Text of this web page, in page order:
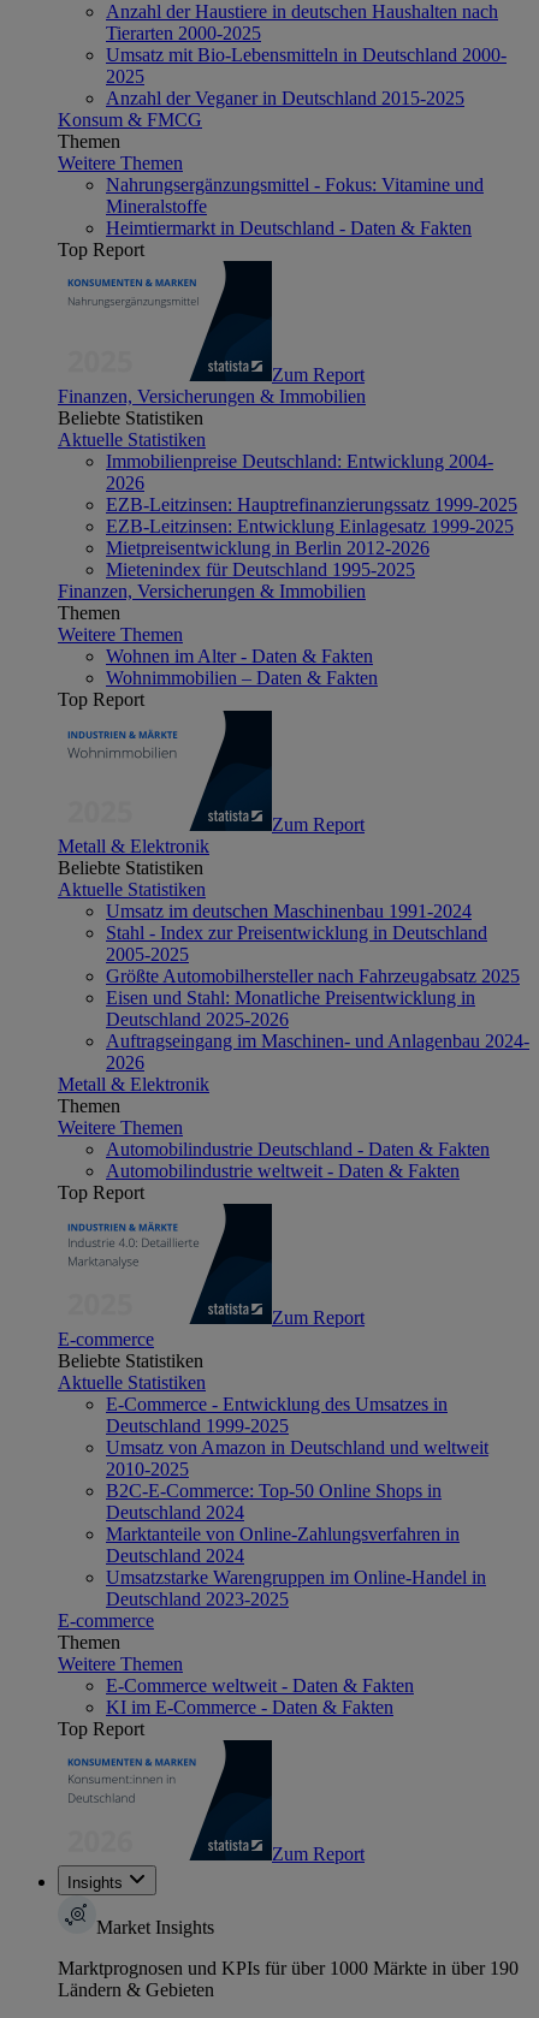
Anzahl der Haustiere in deutschen Haushalten nach
Tierarten 2000-2025
Umsatz mit Bio-Lebensmitteln in Deutschland 2000-
2025
Anzahl der Veganer in Deutschland 2015-2025
Konsum & FMCG
Themen
Weitere Themen
Nahrungsergänzungsmittel - Fokus: Vitamine und
Mineralstoffe
Heimtiermarkt in Deutschland - Daten & Fakten
Top Report
Zum Report
Finanzen, Versicherungen & Immobilien
Beliebte Statistiken
Aktuelle Statistiken
Immobilienpreise Deutschland: Entwicklung 2004-
2026
EZB-Leitzinsen: Hauptrefinanzierungssatz 1999-2025
EZB-Leitzinsen: Entwicklung Einlagesatz 1999-2025
Mietpreisentwicklung in Berlin 2012-2026
Mietenindex für Deutschland 1995-2025
Finanzen, Versicherungen & Immobilien
Themen
Weitere Themen
Wohnen im Alter - Daten & Fakten
Wohnimmobilien – Daten & Fakten
Top Report
Zum Report
Metall & Elektronik
Beliebte Statistiken
Aktuelle Statistiken
Umsatz im deutschen Maschinenbau 1991-2024
Stahl - Index zur Preisentwicklung in Deutschland
2005-2025
Größte Automobilhersteller nach Fahrzeugabsatz 2025
Eisen und Stahl: Monatliche Preisentwicklung in
Deutschland 2025-2026
Auftragseingang im Maschinen- und Anlagenbau 2024-
2026
Metall & Elektronik
Themen
Weitere Themen
Automobilindustrie Deutschland - Daten & Fakten
Automobilindustrie weltweit - Daten & Fakten
Top Report
Zum Report
E-commerce
Beliebte Statistiken
Aktuelle Statistiken
E-Commerce - Entwicklung des Umsatzes in
Deutschland 1999-2025
Umsatz von Amazon in Deutschland und weltweit
2010-2025
B2C-E-Commerce: Top-50 Online Shops in
Deutschland 2024
Marktanteile von Online-Zahlungsverfahren in
Deutschland 2024
Umsatzstarke Warengruppen im Online-Handel in
Deutschland 2023-2025
E-commerce
Themen
Weitere Themen
E-Commerce weltweit - Daten & Fakten
KI im E-Commerce - Daten & Fakten
Top Report
Zum Report
Insights
Market Insights
Marktprognosen und KPIs für über 1000 Märkte in über 190
Ländern & Gebieten